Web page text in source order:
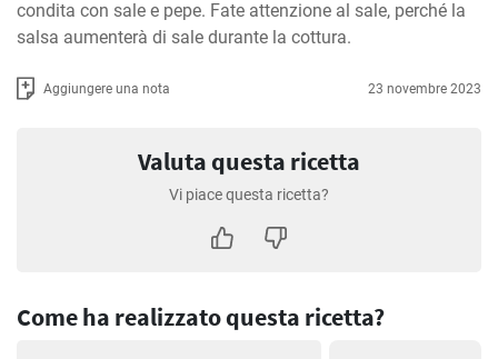
condita con sale e pepe. Fate attenzione al sale, perché la
salsa aumenterà di sale durante la cottura.
Aggiungere una nota 23 novembre 2023
Valuta questa ricetta
Vi piace questa ricetta?
Come ha realizzato questa ricetta?